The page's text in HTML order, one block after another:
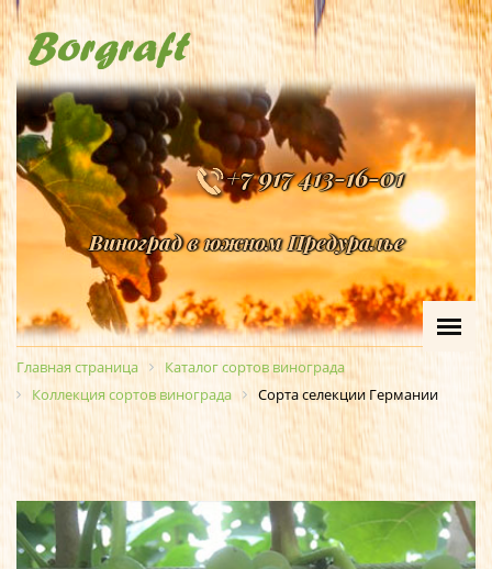
+7 917 413-16-01
Виноград в южном Предуралье
Главная страница
Каталог сортов винограда
Коллекция сортов винограда
Сорта селекции Германии